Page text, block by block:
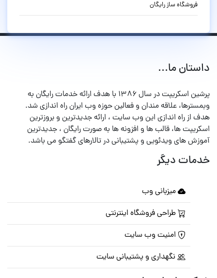
فروشگاه ساز رایگان
داستان ما...
پرشین اسکریپت در سال ۱۳۸۶ با هدف ارائه خدمات رایگان به
وبمسترها، علاقه مندان و فعالین حوزه وب ایران راه اندازی شد.
هدف از راه اندازی این وب سایت ، ارائه جدیدترین و بروزترین
اسکریپت ها، قالب ها و افزونه ها به صورت رایگان ، جدیدترین
آموزش های ویدئویی و پشتیبانی در تالارهای گفتگو می باشد.
خدمات دیگر
میزبانی وب
طراحی فروشگاه اینترنتی
امنیت وب سایت
نگهداری و پشتیبانی سایت